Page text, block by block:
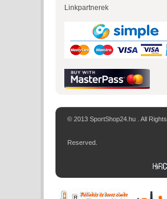
Linkpartnerek
© 2013 SportShop24.hu . All Rights
Reserved.